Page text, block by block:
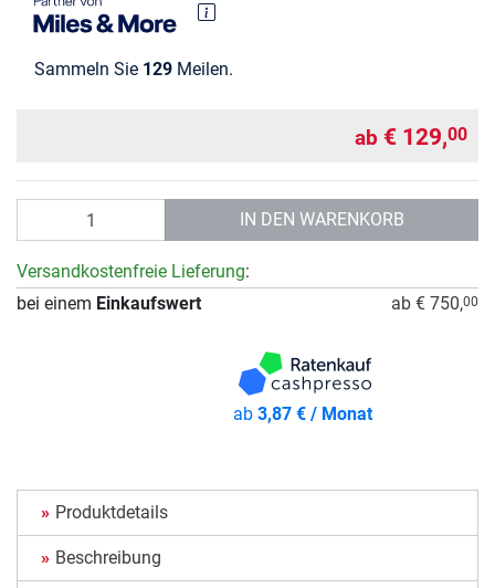
Sammeln Sie 129 Meilen.
ab € 129,00
IN DEN WARENKORB
Versandkostenfreie Lieferung:
bei einem Einkaufswert ab € 750,00
ab3,87 € / Monat
Produktdetails
Beschreibung